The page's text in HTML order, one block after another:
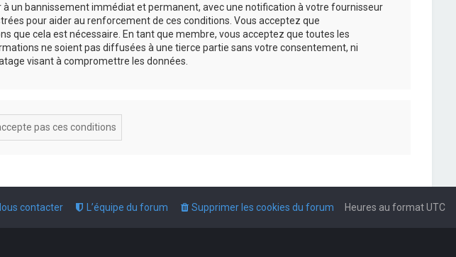
un bannissement immédiat et permanent, avec une notification à votre fournisseur
pour aider au renforcement de ces conditions. Vous acceptez que
que cela est nécessaire. En tant que membre, vous acceptez que toutes les
ne soient pas diffusées à une tierce partie sans votre consentement, ni
visant à compromettre les données.
Heures au formatUTC
Supprimer les cookies du forum
L’équipe du forum
contacter